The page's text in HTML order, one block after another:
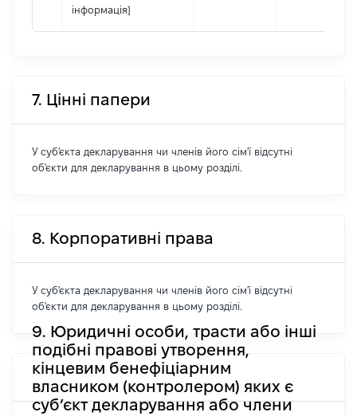
інформація]
7. Цінні папери
У суб'єкта декларування чи членів його сім'ї відсутні
об'єкти для декларування в цьому розділі.
8. Корпоративні права
У суб'єкта декларування чи членів його сім'ї відсутні
об'єкти для декларування в цьому розділі.
9. Юридичні особи, трасти або інші
подібні правові утворення,
кінцевим бенефіціарним
власником (контролером) яких є
суб’єкт декларування або члени